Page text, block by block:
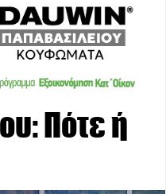
Πότε ή